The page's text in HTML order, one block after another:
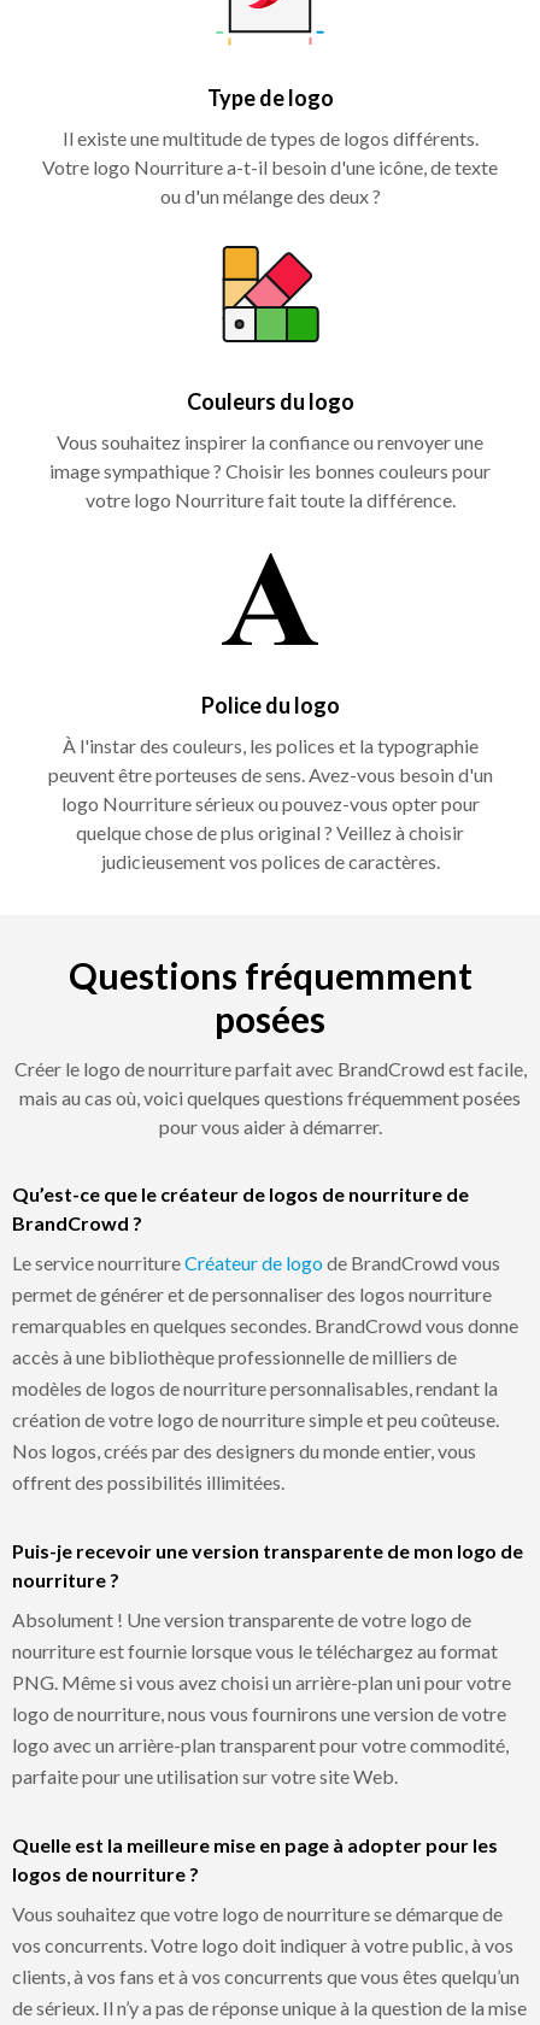
Type de logo
Il existe une multitude de types de logos différents.
Votre logo Nourriture a-t-il besoin d'une icône, de texte
ou d'un mélange des deux ?
Couleurs du logo
Vous souhaitez inspirer la confiance ou renvoyer une
image sympathique ? Choisir les bonnes couleurs pour
votre logo Nourriture fait toute la différence.
Police du logo
À l'instar des couleurs, les polices et la typographie
peuvent être porteuses de sens. Avez-vous besoin d'un
logo Nourriture sérieux ou pouvez-vous opter pour
quelque chose de plus original ? Veillez à choisir
judicieusement vos polices de caractères.
Questions fréquemment
posées
Créer le logo de nourriture parfait avec BrandCrowd est facile,
mais au cas où, voici quelques questions fréquemment posées
pour vous aider à démarrer.
Qu’est-ce que le créateur de logos de nourriture de
BrandCrowd ?
Le service nourritureCréateur de logode BrandCrowd vous
permet de générer et de personnaliser des logos nourriture
remarquables en quelques secondes. BrandCrowd vous donne
accès à une bibliothèque professionnelle de milliers de
modèles de logos de nourriture personnalisables, rendant la
création de votre logo de nourriture simple et peu coûteuse.
Nos logos, créés par des designers du monde entier, vous
offrent des possibilités illimitées.
Puis-je recevoir une version transparente de mon logo de
nourriture ?
Absolument ! Une version transparente de votre logo de
nourriture est fournie lorsque vous le téléchargez au format
PNG. Même si vous avez choisi un arrière-plan uni pour votre
logo de nourriture, nous vous fournirons une version de votre
logo avec un arrière-plan transparent pour votre commodité,
parfaite pour une utilisation sur votre site Web.
Quelle est la meilleure mise en page à adopter pour les
logos de nourriture ?
Vous souhaitez que votre logo de nourriture se démarque de
vos concurrents. Votre logo doit indiquer à votre public, à vos
clients, à vos fans et à vos concurrents que vous êtes quelqu’un
de sérieux. Il n’y a pas de réponse unique à la question de la mise